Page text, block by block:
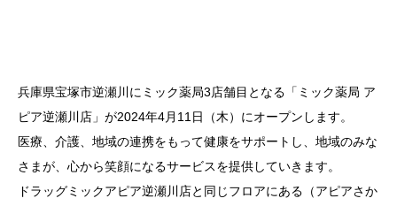
兵庫県宝塚市逆瀬川にミック薬局3店舗目となる「ミック薬局 ア
ピア逆瀬川店」が2024年4月11日（木）にオープンします。
医療、介護、地域の連携をもって健康をサポートし、地域のみな
さまが、心から笑顔になるサービスを提供していきます。
ドラッグミックアピア逆瀬川店と同じフロアにある（アピアさか